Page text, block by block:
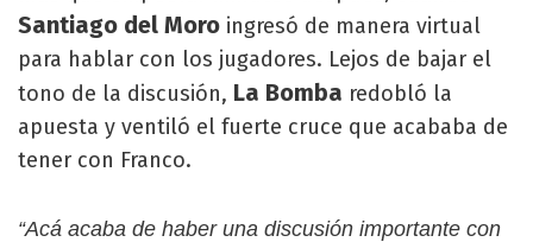
Santiago del Moro ingresó de manera virtual
para hablar con los jugadores. Lejos de bajar el
tono de la discusión, La Bomba redobló la
apuesta y ventiló el fuerte cruce que acababa de
tener con Franco.
“Acá acaba de haber una discusión importante con